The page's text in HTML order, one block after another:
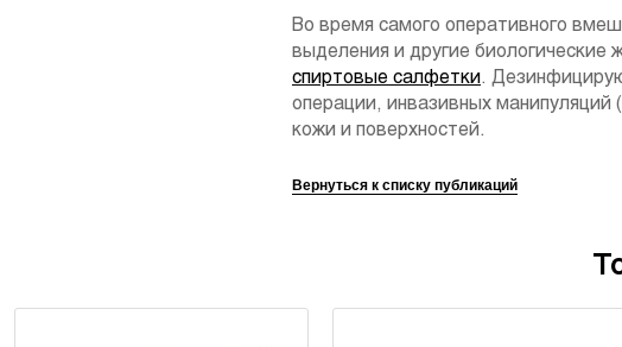
Во время самого оперативного
выделения и другие биологические
спиртовые салфетки.
операции, инвазивных манипуляций
кожи и поверхностей.
Вернуться к списку публикаций